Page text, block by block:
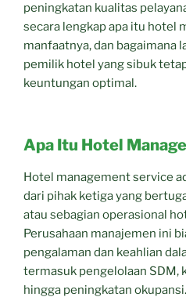
peningkatan kualitas
secara lengkap apa itu hotel
manfaatnya, dan bagaimana
pemilik hotel yang sibuk
keuntungan optimal.
Apa Itu Hotel
Hotel management service
dari pihak ketiga yang
atau sebagian operasional
Perusahaan manajemen ini
pengalaman dan keahlian
termasuk pengelolaan SDM,
hingga peningkatan okupansi.